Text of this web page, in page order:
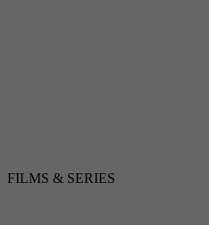
FILMS & SERIES